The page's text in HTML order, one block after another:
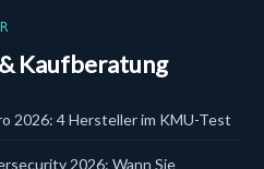
Kaufberatung
2026: 4 Hersteller im KMU-Test
2026: Wann Sie